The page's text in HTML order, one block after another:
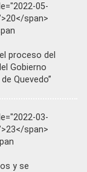
05-
span>
proceso del
Gobierno
Quevedo”
03-
span>
y se